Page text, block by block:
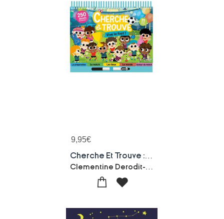
9,95€